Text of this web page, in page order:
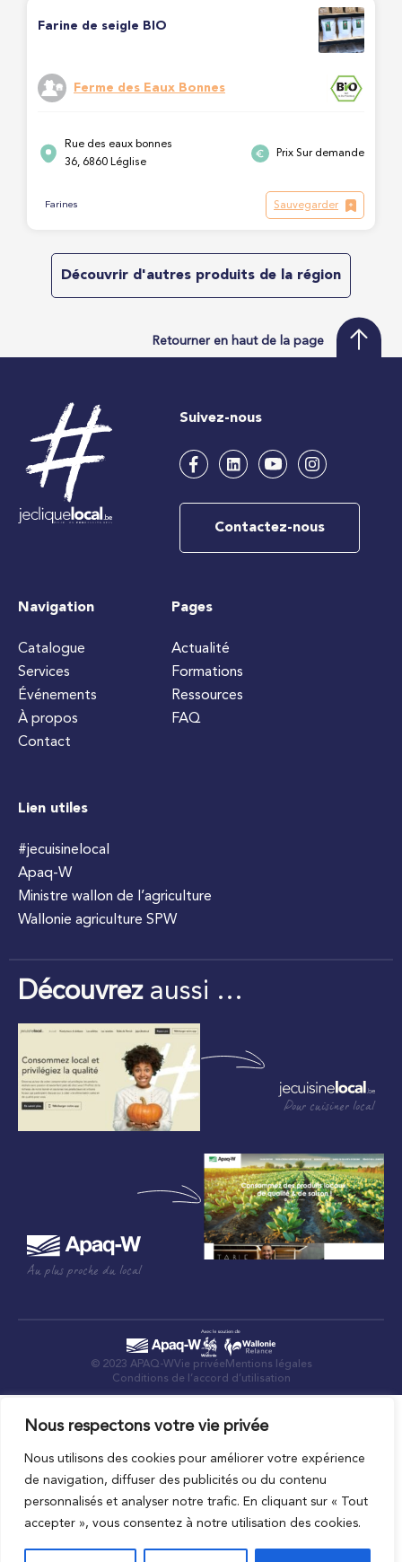
Nous respectons votre vie privée
Nous utilisons des cookies pour améliorer votre expérience
de navigation, diffuser des publicités ou du contenu
personnalisés et analyser notre trafic. En cliquant sur « Tout
accepter », vous consentez à notre utilisation des cookies.
Farine de seigle BIO
Ferme des Eaux Bonnes
Rue des eaux bonnes
36, 6860 Léglise
Prix Sur demande
Farines Sauvegarder
Découvrir d'autres produits de la région
Retourner en haut de la page
Suivez-nous
Contactez-nous
Navigation
Catalogue
Services
Événements
À propos
Contact
Pages
Actualité
Formations
Ressources
FAQ
Lien utiles
#jecuisinelocal
Apaq-W
Ministre wallon de l’agriculture
Wallonie agriculture SPW
Découvrezaussi …
Pour cuisiner local
Au plus proche du local
© 2023 APAQ-WVie privée Mentions légales
Conditions de l’accord d’utilisation